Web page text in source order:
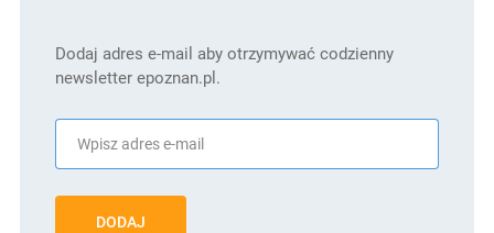
Dodaj adres e-mail aby otrzymywać codzienny
newsletter epoznan.pl.
DODAJ